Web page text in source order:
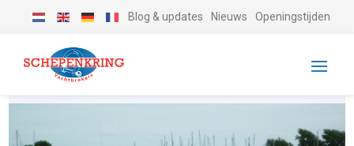
Blog & updates Nieuws Openingstijden